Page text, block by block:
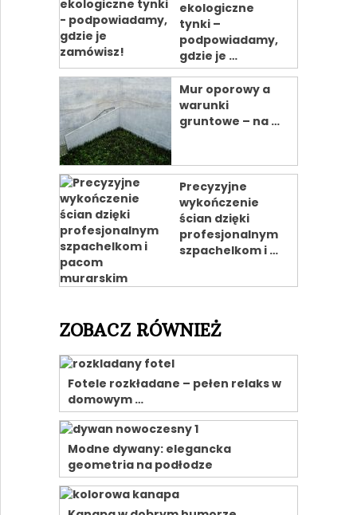
ekologiczne
tynki –
podpowiadamy,
gdzie je …
Mur oporowy a
warunki
gruntowe – na …
Precyzyjne
wykończenie
ścian dzięki
profesjonalnym
szpachelkom i …
ZOBACZ RÓWNIEŻ
Fotele rozkładane – pełen relaks w
domowym …
Modne dywany: elegancka
geometria na podłodze